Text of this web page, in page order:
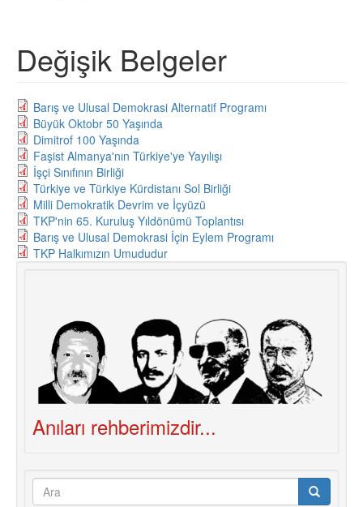
Değişik Belgeler
Barış ve Ulusal Demokrasi Alternatif Programı
Büyük Oktobr 50 Yaşında
Dimitrof 100 Yaşında
Faşist Almanya'nın Türkiye'ye Yayılışı
İşçi Sınıfının Birliği
Türkiye ve Türkiye Kürdistanı Sol Birliği
Milli Demokratik Devrim ve İçyüzü
TKP'nin 65. Kuruluş Yıldönümü Toplantısı
Barış ve Ulusal Demokrasi İçin Eylem Programı
TKP Halkımızın Umududur
Anıları rehberimizdir...
Arama